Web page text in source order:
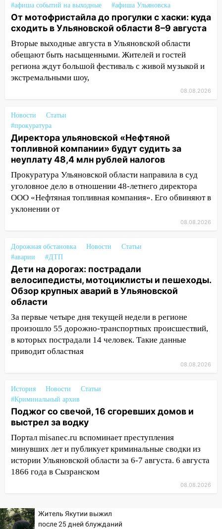
04:47 В Ульяновской области объявили
ракетную опасность: звучат сирены
07.08.2026
20:40 Ульяновские аграрии смогут
купить тракторы с отсрочкой платежа
до декабря
мероприятие, приуроченное к
празднованию Дня сотрудника органов
следствия Российской Федерации
19:30 Ульяновцев приглашают
поддержать «Симбирскую чебурашку»
на фестивале «ФормАРТ»
18:11 Ульяновская область стала
пилотным регионом проекта
«Культурное долголетие»
области на 8 августа
17:16
В реанимацию Ульяновской
областной больницы поступили шесть
новых аппаратов ИВЛ
16:51 В Чердаклинском районе
и проводят новое освещение
16:35 В Ульяновске установили ещё
девять бункеров для крупногабаритного
матч «Волги» под открытым небом
16:12 В Ульяновском госуниверситете
разработают отечественный прибор для
цифровой ПЦР
15:47 Ульяновцы могут вернуть деньги
за абонементы закрывшегося фитнес-
клуба «Рекорд-Fitness»
области привели в порядок детские
площадки
#афиша событий на выходные
#афиша Ульяновска
От мотофристайла до прогулки с хаски: куда
сходить в Ульяновской области 8–9 августа
Вторые выходные августа в Ульяновской области
обещают быть насыщенными. Жителей и гостей
региона ждут большой фестиваль с живой музыкой и
экстремальными шоу,
08.08.2026
Новости
Статьи
#прокуратура
Директора ульяновской «Нефтяной
топливной компании» будут судить за
неуплату 48,4 млн рублей налогов
Прокуратура Ульяновской области направила в суд
уголовное дело в отношении 48-летнего директора
ООО «Нефтяная топливная компания». Его обвиняют в
уклонении от
08.08.2026
Дорожная обстановка Новости
Статьи
#аварии
#ДТП
Дети на дорогах: пострадали
велосипедисты, мотоциклисты и пешеходы.
Обзор крупных аварий в Ульяновской
области
За первые четыре дня текущей недели в регионе
произошло 55 дорожно-транспортных происшествий,
в которых пострадали 14 человек. Такие данные
приводит областная
08.08.2026
История Новости
Статьи
#Криминальный архив
Поджог со свечой, 16 сгоревших домов и
выстрел за водку
Портал misanec.ru вспоминает преступления
минувших лет и публикует криминальные сводки из
истории Ульяновской области за 6-7 августа. 6 августа
1866 года в Сызранском
08.08.2026
Житель Якутии выжил
после 25 дней блужданий